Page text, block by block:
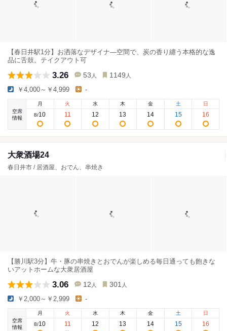
【春日井駅1分】お洒落なデザイナ―空間で、炭の香り纏う本格的な逸
品に舌鼓。テイクアウト可
3.26 53 人 1149 人
￥4,000～￥4,999 -
空席
情報
月
8/10
火
11
水
12
木
13
金
14
土
15
日
16
大衆酒場24
春日井市 / 居酒屋、おでん、串焼き
【勝川駅3分】牛・豚の串焼きとおでんが楽しめる毎日通っても飽きな
いアットホームな大衆居酒屋
3.06 12 人 301 人
￥2,000～￥2,999 -
空席
情報
月
8/10
火
11
水
12
木
13
金
14
土
15
日
16